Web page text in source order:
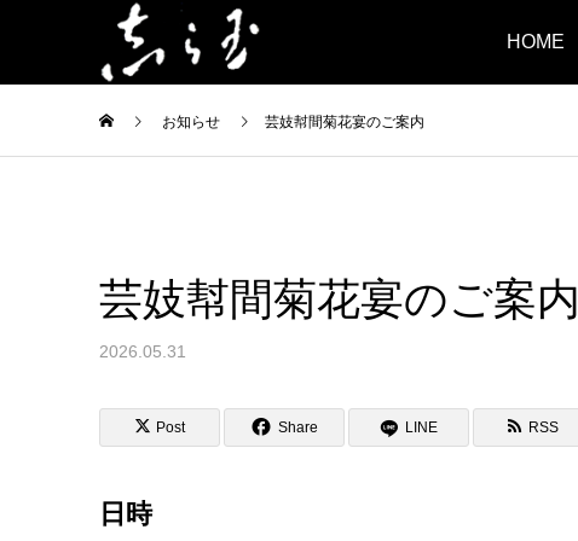
HOME
お知らせ 芸妓幇間菊花宴のご案内
芸妓幇間菊花宴のご案内
2026.05.31
Post Share LINE RSS
日時